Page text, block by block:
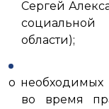
Сергей
области);
о необходимых
во время